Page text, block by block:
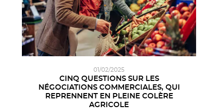
01/02/2025
CINQ QUESTIONS SUR LES
NÉGOCIATIONS COMMERCIALES, QUI
REPRENNENT EN PLEINE COLÈRE
AGRICOLE